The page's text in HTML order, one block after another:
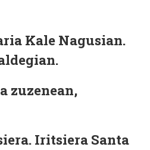
Kale Nagusian.
zuzenean,
Iritsiera Santa